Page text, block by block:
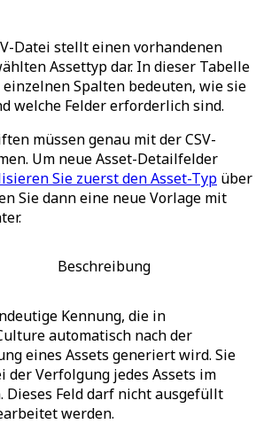
Datei stellt einen vorhandenen
Assettyp dar. In dieser Tabelle
Spalten bedeuten, wie sie
welche Felder erforderlich sind.
müssen genau mit der CSV-
Um neue Asset-Detailfelder
Sie zuerst den Asset-Typ über
Sie dann eine neue Vorlage mit
Beschreibung
Kennung, die in
automatisch nach der
eines Assets generiert wird. Sie
der Verfolgung jedes Assets im
Dieses Feld darf nicht ausgefüllt
werden.